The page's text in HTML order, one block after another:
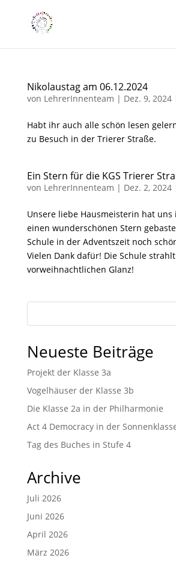
Nikolaustag am 06.12.2024
von LehrerInnenteam | Dez. 9, 2024
Habt ihr auch alle schön lesen
zu Besuch in der Trierer Straße.
Ein Stern für die KGS Trierer
von LehrerInnenteam | Dez. 2, 2024
Unsere liebe Hausmeisterin hat uns
einen wunderschönen Stern
Schule in der Adventszeit noch
Vielen Dank dafür! Die Schule
vorweihnachtlichen Glanz!
Neueste Beiträge
Projekt der Klasse 3a
Vogelhäuser der Klasse 3b
Die Klasse 2a in der Philharmonie
Act 4 Democracy in der
Tag des Buches in Stufe 4
Archive
Juli 2026
Juni 2026
April 2026
März 2026